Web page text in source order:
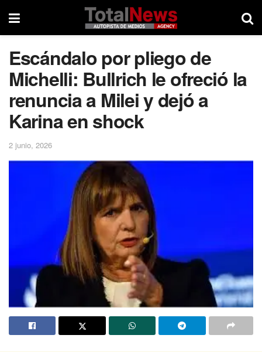
Escándalo por pliego de
Michelli: Bullrich le ofreció la
renuncia a Milei y dejó a
Karina en shock
2 junio, 2026